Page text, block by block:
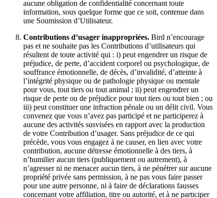
aucune obligation de confidentialité concernant toute
information, sous quelque forme que ce soit, contenue dans
une Soumission d’Utilisateur.
Contributions d’usager inappropriées. Bird n’encourage
pas et ne souhaite pas les Contributions d’utilisateurs qui
résultent de toute activité qui : i) peut engendrer un risque de
préjudice, de perte, d’accident corporel ou psychologique, de
souffrance émotionnelle, de décès, d’invalidité, d’atteinte à
l’intégrité physique ou de pathologie physique ou mentale
pour vous, tout tiers ou tout animal ; ii) peut engendrer un
risque de perte ou de préjudice pour tout tiers ou tout bien ; ou
iii) peut constituer une infraction pénale ou un délit civil. Vous
convenez que vous n’avez pas participé et ne participerez à
aucune des activités susvisées en rapport avec la production
de votre Contribution d’usager. Sans préjudice de ce qui
précède, vous vous engagez à ne causer, en lien avec votre
contribution, aucune détresse émotionnelle à des tiers, à
n’humilier aucun tiers (publiquement ou autrement), à
n’agresser ni ne menacer aucun tiers, à ne pénétrer sur aucune
propriété privée sans permission, à ne pas vous faire passer
pour une autre personne, ni à faire de déclarations fausses
concernant votre affiliation, titre ou autorité, et à ne participer